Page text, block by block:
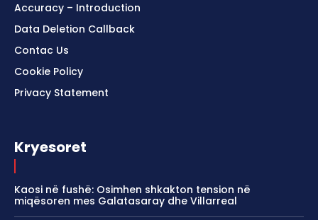
Accuracy – Introduction
Data Deletion Callback
Contac Us
Cookie Policy
Privacy Statement
Kryesoret
Kaosi në fushë: Osimhen shkakton tension në
miqësoren mes Galatasaray dhe Villarreal